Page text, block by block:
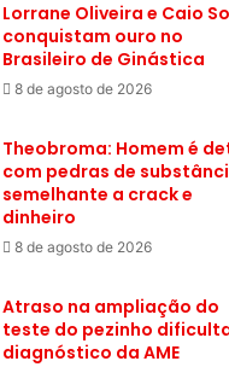
Lorrane Oliveira e Caio
conquistam ouro no
Brasileiro de Ginástica
8 de agosto de 2026
Theobroma: Homem é
com pedras de
semelhante a crack e
dinheiro
8 de agosto de 2026
Atraso na ampliação do
teste do pezinho
diagnóstico da AME